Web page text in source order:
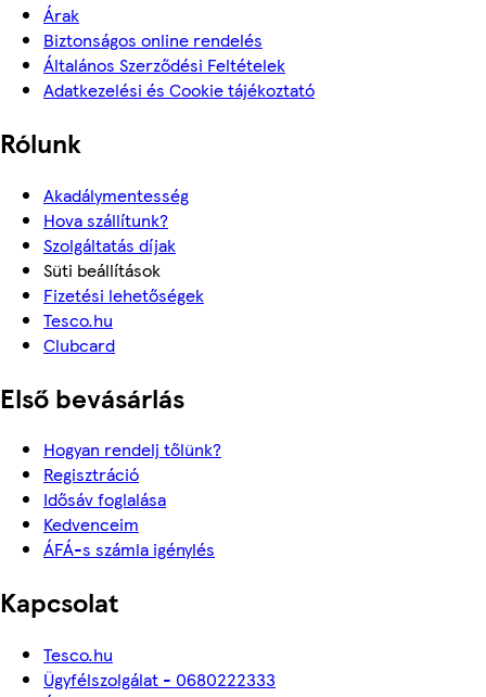
Árak
Biztonságos online rendelés
Általános Szerződési Feltételek
Adatkezelési és Cookie tájékoztató
Rólunk
Akadálymentesség
Hova szállítunk?
Szolgáltatás díjak
Süti beállítások
Fizetési lehetőségek
Tesco.hu
Clubcard
Első bevásárlás
Hogyan rendelj tőlünk?
Regisztráció
Idősáv foglalása
Kedvenceim
ÁFÁ-s számla igénylés
Kapcsolat
Tesco.hu
Ügyfélszolgálat - 0680222333